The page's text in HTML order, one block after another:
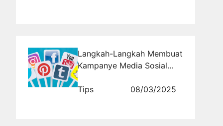
Langkah-Langkah Membuat
Kampanye Media Sosial
Lembaga Pendidikan
Tips 08/03/2025